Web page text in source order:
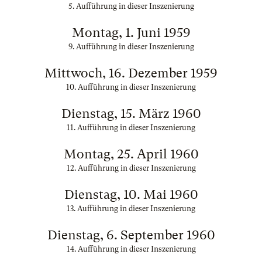
5. Aufführung in dieser Inszenierung
Montag, 1. Juni 1959
9. Aufführung in dieser Inszenierung
Mittwoch, 16. Dezember 1959
10. Aufführung in dieser Inszenierung
Dienstag, 15. März 1960
11. Aufführung in dieser Inszenierung
Montag, 25. April 1960
12. Aufführung in dieser Inszenierung
Dienstag, 10. Mai 1960
13. Aufführung in dieser Inszenierung
Dienstag, 6. September 1960
14. Aufführung in dieser Inszenierung